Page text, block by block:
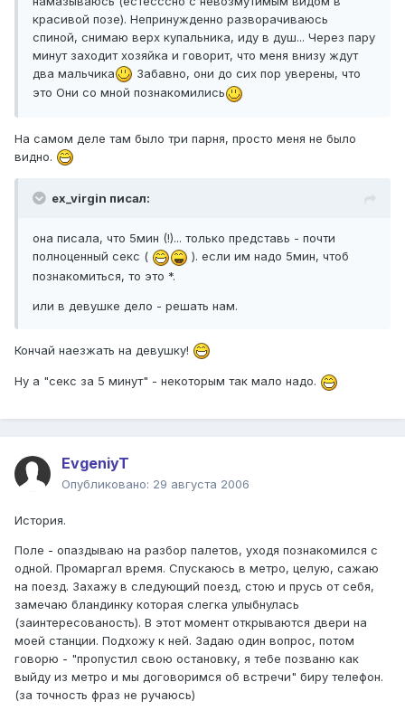
красивой позе). Непринужденно разворачиваюсь
спиной, снимаю верх купальника, иду в душ... Через пару
минут заходит хозяйка и говорит, что меня внизу ждут
два мальчика
Забавно, они до сих пор уверены, что
это Они со мной познакомились
На самом деле там было три парня, просто меня не было
видно.
ex_virgin писал:
она писала, что 5мин (!)... только представь - почти
полноценный секс (
). если им надо 5мин, чтоб
познакомиться, то это *.
или в девушке дело - решать нам.
Кончай наезжать на девушку!
Ну а "секс за 5 минут" - некоторым так мало надо.
EvgeniyT
Опубликовано: 29 августа 2006
История.
Поле - опаздываю на разбор палетов, уходя познакомился с
одной. Промаргал время. Спускаюсь в метро, целую, сажаю
на поезд. Захажу в следующий поезд, стою и прусь от себя,
замечаю бландинку которая слегка улыбнулась
(заинтересованость). В этот момент открываются двери на
моей станции. Подхожу к ней. Задаю один вопрос, потом
говорю - "пропустил свою остановку, я тебе позваню как
выйду из метро и мы договоримся об встречи" биру телефон.
(за точность фраз не ручаюсь)